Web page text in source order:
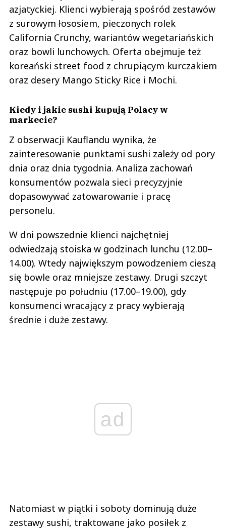
azjatyckiej. Klienci wybierają spośród zestawów
z surowym łososiem, pieczonych rolek
California Crunchy, wariantów wegetariańskich
oraz bowli lunchowych. Oferta obejmuje też
koreański street food z chrupiącym kurczakiem
oraz desery Mango Sticky Rice i Mochi.
Kiedy i jakie sushi kupują Polacy w
markecie?
Z obserwacji Kauflandu wynika, że
zainteresowanie punktami sushi zależy od pory
dnia oraz dnia tygodnia. Analiza zachowań
konsumentów pozwala sieci precyzyjnie
dopasowywać zatowarowanie i pracę
personelu.
W dni powszednie klienci najchętniej
odwiedzają stoiska w godzinach lunchu (12.00–
14.00). Wtedy największym powodzeniem cieszą
się bowle oraz mniejsze zestawy. Drugi szczyt
następuje po południu (17.00–19.00), gdy
konsumenci wracający z pracy wybierają
średnie i duże zestawy.
ad
Natomiast w piątki i soboty dominują duże
zestawy sushi, traktowane jako posiłek z